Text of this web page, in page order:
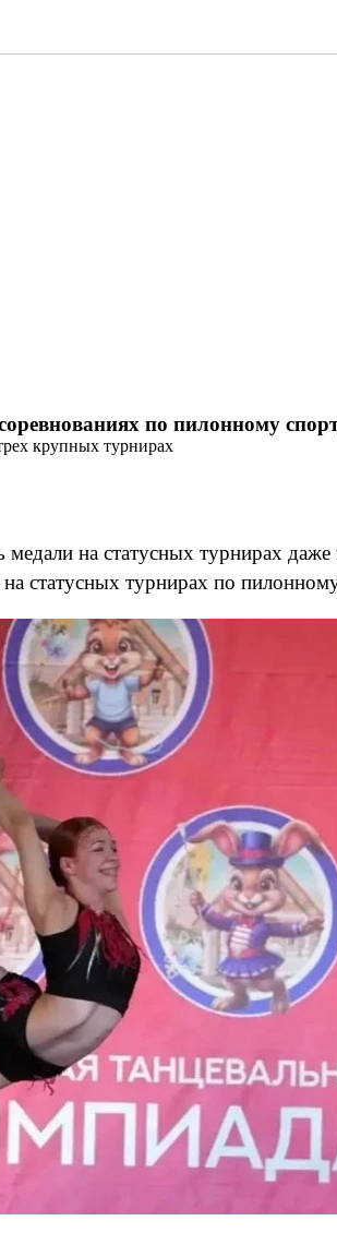
по пилонному
крупных турнирах
на статусных турнирах
статусных турнирах по